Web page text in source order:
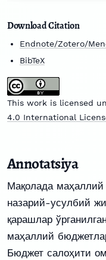
Download Citation
Endnote/Zotero/
BibTeX
This work is licensed
4.0 International
Annotatsiya
Мақолада
назарий-усулбий
қарашлар
маҳаллий
Бюджет салоҳити